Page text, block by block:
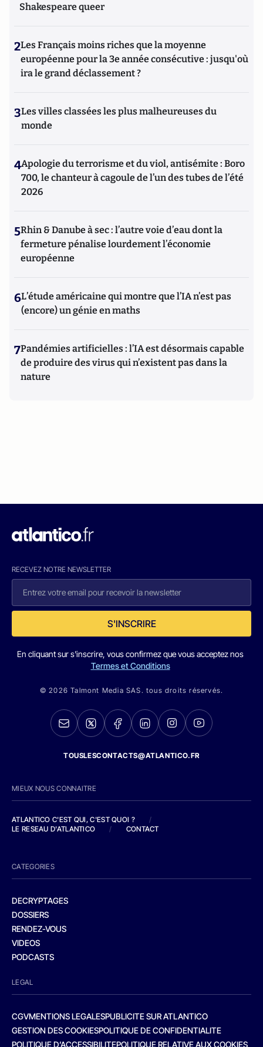
Shakespeare queer
2Les Français moins riches que la moyenne
européenne pour la 3e année consécutive : jusqu'où
ira le grand déclassement ?
3Les villes classées les plus malheureuses du
monde
4Apologie du terrorisme et du viol, antisémite : Boro
700, le chanteur à cagoule de l’un des tubes de l’été
2026
5Rhin & Danube à sec : l’autre voie d’eau dont la
fermeture pénalise lourdement l’économie
européenne
6L’étude américaine qui montre que l’IA n’est pas
(encore) un génie en maths
7Pandémies artificielles : l’IA est désormais capable
de produire des virus qui n’existent pas dans la
nature
RECEVEZ NOTRE NEWSLETTER
S'INSCRIRE
En cliquant sur s'inscrire, vous confirmez que vous acceptez nos
Termes et Conditions
© 2026 Talmont Media SAS. tous droits réservés.
TOUSLESCONTACTS@ATLANTICO.FR
MIEUX NOUS CONNAITRE
ATLANTICO C'EST QUI, C'EST QUOI ?
/
LE RESEAU D'ATLANTICO
/ CONTACT
CATEGORIES
DECRYPTAGES
DOSSIERS
RENDEZ-VOUS
VIDEOS
PODCASTS
LEGAL
CGVMENTIONS LEGALESPUBLICITE SUR ATLANTICO
GESTION DES COOKIESPOLITIQUE DE CONFIDENTIALITE
POLITIQUE D’ACCESSIBILITEPOLITIQUE RELATIVE AUX COOKIES